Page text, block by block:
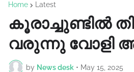
Home Latest
കൂരാച്ചുണ്ടിൽ
വരുന്നു വോളി
by News desk • May 15, 2025